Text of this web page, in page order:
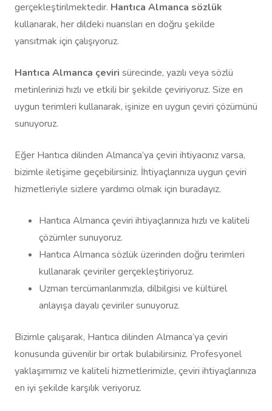
gerçekleştirilmektedir. Hantıca Almanca sözlük
kullanarak, her dildeki nuansları en doğru şekilde
yansıtmak için çalışıyoruz.
Hantıca Almanca çeviri sürecinde, yazılı veya sözlü
metinlerinizi hızlı ve etkili bir şekilde çeviriyoruz. Size en
uygun terimleri kullanarak, işinize en uygun çeviri çözümünü
sunuyoruz.
Eğer Hantıca dilinden Almanca’ya çeviri ihtiyacınız varsa,
bizimle iletişime geçebilirsiniz. İhtiyaçlarınıza uygun çeviri
hizmetleriyle sizlere yardımcı olmak için buradayız.
Hantıca Almanca çeviri ihtiyaçlarınıza hızlı ve kaliteli
çözümler sunuyoruz.
Hantıca Almanca sözlük üzerinden doğru terimleri
kullanarak çeviriler gerçekleştiriyoruz.
Uzman tercümanlarımızla, dilbilgisi ve kültürel
anlayışa dayalı çeviriler sunuyoruz.
Bizimle çalışarak, Hantıca dilinden Almanca’ya çeviri
konusunda güvenilir bir ortak bulabilirsiniz. Profesyonel
yaklaşımımız ve kaliteli hizmetlerimizle, çeviri ihtiyaçlarınıza
en iyi şekilde karşılık veriyoruz.